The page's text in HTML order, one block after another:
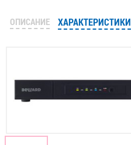
ОПИСАНИЕ ХАРАКТЕРИСТИКИ